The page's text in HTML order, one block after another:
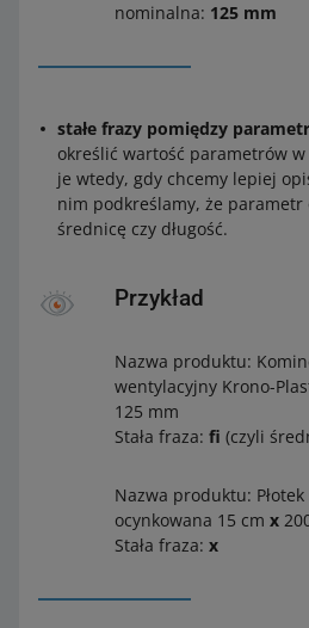
nominalna: 125 mm
stałe frazy pomiędzy
określić wartość parametrów
je wtedy, gdy chcemy lepiej
nim podkreślamy, że parametr
średnicę czy długość.
Przykład
Nazwa produktu:
wentylacyjny Krono-
125 mm
Stała fraza: fi (czyli
Nazwa produktu:
ocynkowana 15 cm x
Stała fraza: x